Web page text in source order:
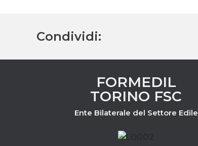
Condividi:
FORMEDIL
TORINO FSC
Ente Bilaterale del Settore Edile